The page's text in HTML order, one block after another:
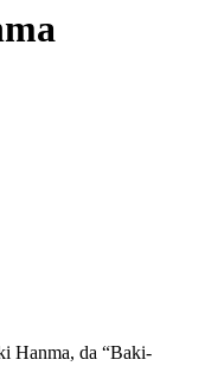
Hanma, da “Baki-